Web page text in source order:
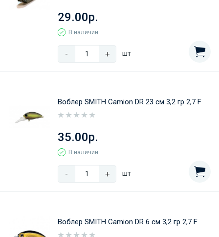
29.00р.
В наличии
- + шт
Воблер SMITH Camion DR 23 cм 3,2 гр 2,7 F
35.00р.
В наличии
- + шт
Воблер SMITH Camion DR 6 cм 3,2 гр 2,7 F